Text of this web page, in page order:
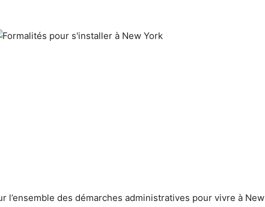
l’ensemble des démarches administratives pour vivre à New